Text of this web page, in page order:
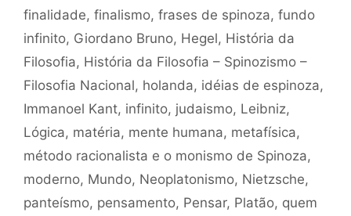
finalidade, finalismo, frases de spinoza, fundo
infinito, Giordano Bruno, Hegel, História da
Filosofia, História da Filosofia – Spinozismo –
Filosofia Nacional, holanda, idéias de espinoza,
Immanoel Kant, infinito, judaismo, Leibniz,
Lógica, matéria, mente humana, metafísica,
método racionalista e o monismo de Spinoza,
moderno, Mundo, Neoplatonismo, Nietzsche,
panteísmo, pensamento, Pensar, Platão, quem